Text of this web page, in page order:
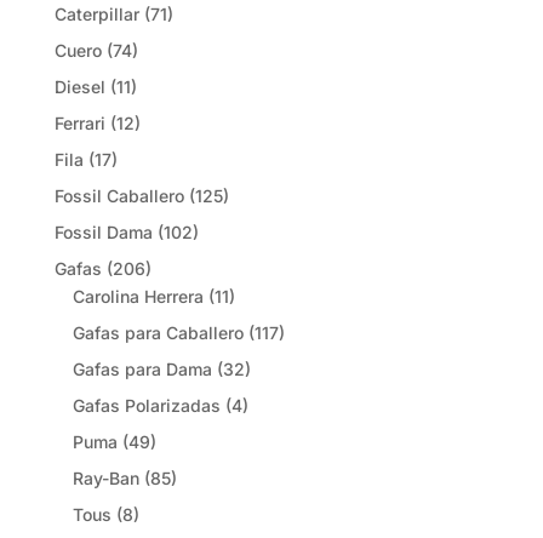
Caterpillar (71)
Cuero (74)
Diesel (11)
Ferrari (12)
Fila (17)
Fossil Caballero (125)
Fossil Dama (102)
Gafas (206)
Carolina Herrera (11)
Gafas para Caballero (117)
Gafas para Dama (32)
Gafas Polarizadas (4)
Puma (49)
Ray-Ban (85)
Tous (8)